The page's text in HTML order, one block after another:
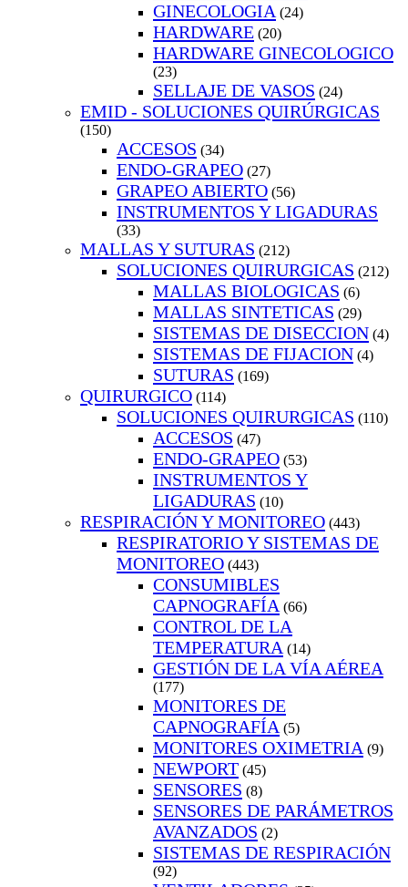
GINECOLOGIA (24)
HARDWARE (20)
HARDWARE GINECOLOGICO
(23)
SELLAJE DE VASOS (24)
EMID - SOLUCIONES QUIRÚRGICAS
(150)
ACCESOS (34)
ENDO-GRAPEO (27)
GRAPEO ABIERTO (56)
INSTRUMENTOS Y LIGADURAS
(33)
MALLAS Y SUTURAS (212)
SOLUCIONES QUIRURGICAS (212)
MALLAS BIOLOGICAS (6)
MALLAS SINTETICAS (29)
SISTEMAS DE DISECCION (4)
SISTEMAS DE FIJACION (4)
SUTURAS (169)
QUIRURGICO (114)
SOLUCIONES QUIRURGICAS (110)
ACCESOS (47)
ENDO-GRAPEO (53)
INSTRUMENTOS Y
LIGADURAS (10)
RESPIRACIÓN Y MONITOREO (443)
RESPIRATORIO Y SISTEMAS DE
MONITOREO (443)
CONSUMIBLES
CAPNOGRAFÍA (66)
CONTROL DE LA
TEMPERATURA (14)
GESTIÓN DE LA VÍA AÉREA
(177)
MONITORES DE
CAPNOGRAFÍA (5)
MONITORES OXIMETRIA (9)
NEWPORT (45)
SENSORES (8)
SENSORES DE PARÁMETROS
AVANZADOS (2)
SISTEMAS DE RESPIRACIÓN
(92)